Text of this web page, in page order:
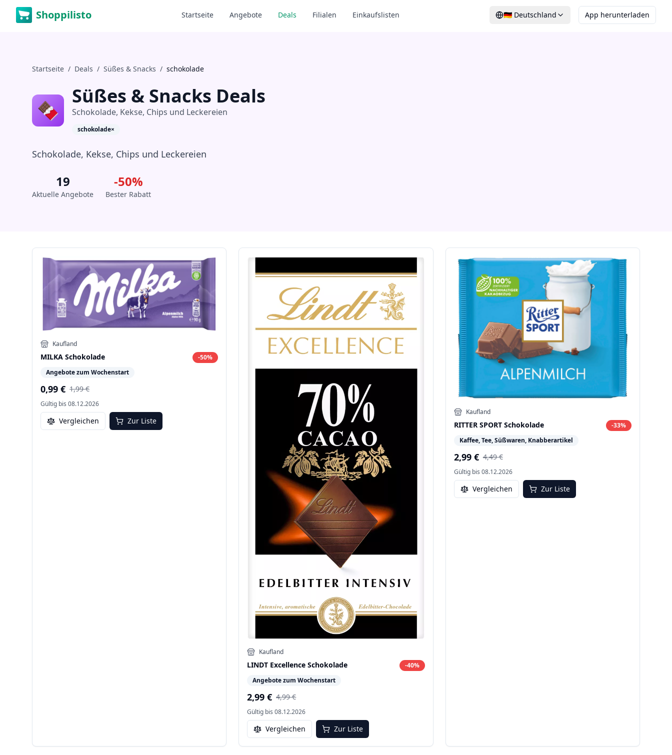
Shoppilisto Startseite Angebote Deals Filialen Einkaufslisten 🇩🇪 Deutschland App herunterladen
Startseite / Deals / Süßes & Snacks / schokolade
🍫
Süßes & Snacks Deals
Schokolade, Kekse, Chips und Leckereien
schokolade×
Schokolade, Kekse, Chips und Leckereien
19
Aktuelle Angebote
-50%
Bester Rabatt
Kaufland
MILKA Schokolade -50%
Angebote zum Wochenstart
0,99 € 1,99 €
Gültig bis 08.12.2026
Vergleichen Zur Liste
Kaufland
LINDT Excellence Schokolade -40%
Angebote zum Wochenstart
2,99 € 4,99 €
Gültig bis 08.12.2026
Vergleichen Zur Liste
Kaufland
RITTER SPORT Schokolade -33%
Kaffee, Tee, Süßwaren, Knabberartikel
2,99 € 4,49 €
Gültig bis 08.12.2026
Vergleichen Zur Liste